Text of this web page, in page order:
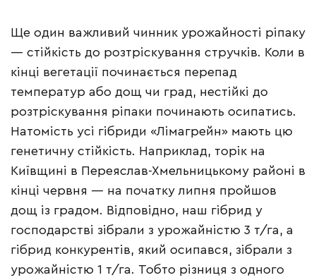
Ще один важливий чинник урожайності ріпаку
— стійкість до розтріскування стручків. Коли в
кінці вегетації починається перепад
температур або дощ чи град, нестійкі до
розтріскування ріпаки починають осипатись.
Натомість усі гібриди «Лімагрейн» мають цю
генетичну стійкість. Наприклад, торік на
Київщині в Переяслав-Хмельницькому районі в
кінці червня — на початку липня пройшов
дощ із градом. Відповідно, наш гібрид у
господарстві зібрали з урожайністю 3 т/га, а
гібрид конкурентів, який осипався, зібрали з
урожайністю 1 т/га. Тобто різниця з одного